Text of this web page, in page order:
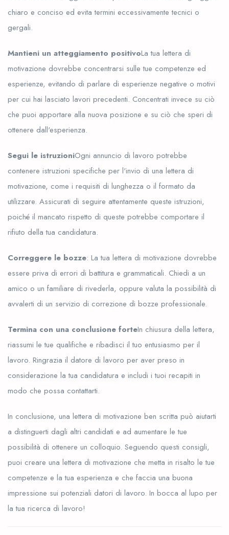
chiaro e conciso ed evita termini eccessivamente tecnici o
gergali.
Mantieni un atteggiamento positivoLa tua lettera di
motivazione dovrebbe concentrarsi sulle tue competenze ed
esperienze, evitando di parlare di esperienze negative o motivi
per cui hai lasciato lavori precedenti. Concentrati invece su ciò
che puoi apportare alla nuova posizione e su ciò che speri di
ottenere dall'esperienza.
Segui le istruzioniOgni annuncio di lavoro potrebbe
contenere istruzioni specifiche per l'invio di una lettera di
motivazione, come i requisiti di lunghezza o il formato da
utilizzare. Assicurati di seguire attentamente queste istruzioni,
poiché il mancato rispetto di queste potrebbe comportare il
rifiuto della tua candidatura.
Correggere le bozze: La tua lettera di motivazione dovrebbe
essere priva di errori di battitura e grammaticali. Chiedi a un
amico o un familiare di rivederla, oppure valuta la possibilità di
avvalerti di un servizio di correzione di bozze professionale.
Termina con una conclusione forteIn chiusura della lettera,
riassumi le tue qualifiche e ribadisci il tuo entusiasmo per il
lavoro. Ringrazia il datore di lavoro per aver preso in
considerazione la tua candidatura e includi i tuoi recapiti in
modo che possa contattarti.
In conclusione, una lettera di motivazione ben scritta può aiutarti
a distinguerti dagli altri candidati e ad aumentare le tue
possibilità di ottenere un colloquio. Seguendo questi consigli,
puoi creare una lettera di motivazione che metta in risalto le tue
competenze e la tua esperienza e che faccia una buona
impressione sui potenziali datori di lavoro. In bocca al lupo per
la tua ricerca di lavoro!